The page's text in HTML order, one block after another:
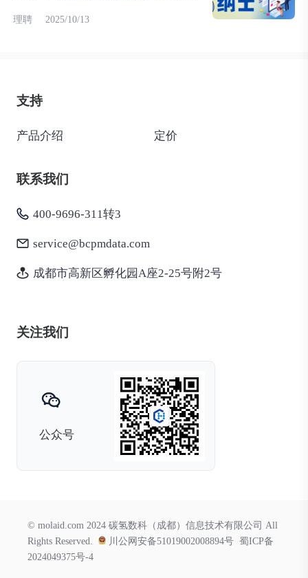
划！
理聘 2025/10/13
支持
产品介绍 定价
联系我们
400-9696-311转3
service@bcpmdata.com
成都市高新区孵化园A座2-25号附2号
关注我们
公众号
© molaid.com 2024 碳氢数科（成都）信息技术有限公司 All
Rights Reserved.
川公网安备51019002008894号 蜀ICP备
2024049375号-4